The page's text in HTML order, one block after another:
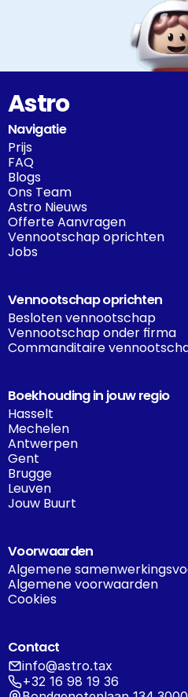
Astro
Navigatie
Prijs
FAQ
Blogs
Ons Team
Astro Nieuws
Offerte Aanvragen
Vennootschap oprichten
Jobs
Vennootschap oprichten
Besloten vennootschap
Vennootschap onder firma
Commanditaire
Boekhouding in jouw regio
Hasselt
Mechelen
Antwerpen
Gent
Brugge
Leuven
Jouw Buurt
Voorwaarden
Algemene
Algemene voorwaarden
Cookies
Contact
info@astro.tax
+32 16 98 19 36